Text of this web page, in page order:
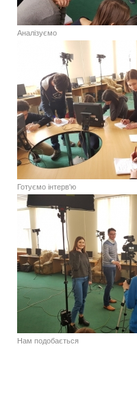
Аналізуємо
Готуємо інтерв'ю
Нам подобається